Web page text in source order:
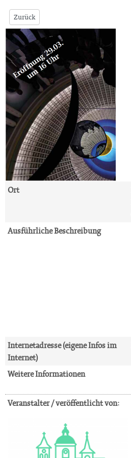
Zurück
Ort
Ausführliche Beschreibung
Internetadresse (eigene Infos im
Internet)
Weitere Informationen
Veranstalter / veröffentlicht von: